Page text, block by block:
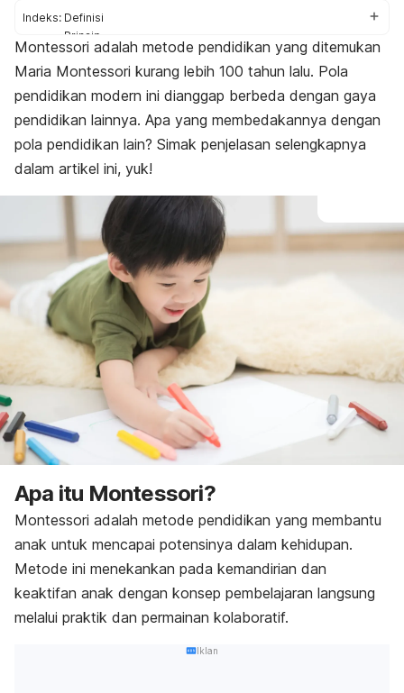
Indeks: Definisi
Prinsip
Perbedaan dengan metode lain
Keunggulan
Tantangan
Montessori adalah metode pendidikan yang ditemukan
Maria Montessori kurang lebih 100 tahun lalu. Pola
pendidikan modern ini dianggap berbeda dengan gaya
pendidikan lainnya. Apa yang membedakannya dengan
pola pendidikan lain? Simak penjelasan selengkapnya
dalam artikel ini, yuk!
Apa itu Montessori?
Montessori adalah metode pendidikan yang membantu
anak untuk mencapai potensinya dalam kehidupan.
Metode ini menekankan pada kemandirian dan
keaktifan anak dengan konsep pembelajaran langsung
melalui praktik dan permainan kolaboratif.
Iklan